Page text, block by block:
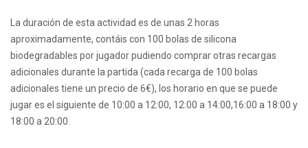
La duración de esta actividad es de unas 2 horas
aproximadamente, contáis con 100 bolas de silicona
biodegradables por jugador pudiendo comprar otras recargas
adicionales durante la partida (cada recarga de 100 bolas
adicionales tiene un precio de 6€), los horario en que se puede
jugar es el siguiente de 10:00 a 12:00, 12:00 a 14:00,16:00 a 18:00 y
18:00 a 20:00.